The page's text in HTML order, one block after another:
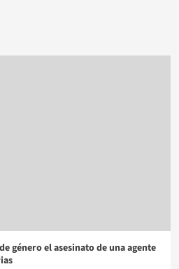
género el asesinato de una agente